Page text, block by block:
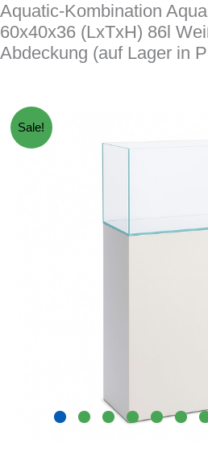
Aquatic-Kombination
60x40x36 (LxTxH) 86l
Abdeckung (auf Lager in
Sale!